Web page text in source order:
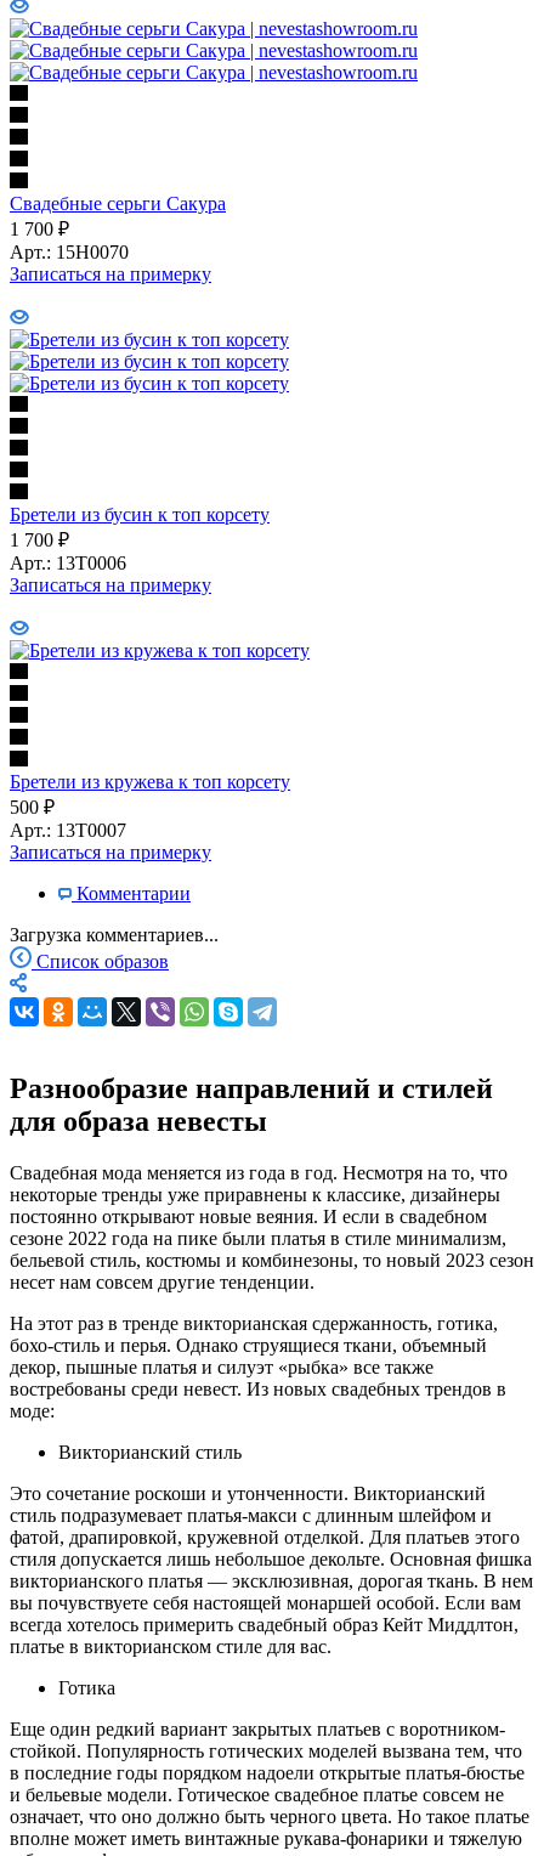
Свадебные серьги Сакура
1 700 ₽
Арт.: 15Н0070
Записаться на примерку
Бретели из бусин к топ корсету
1 700 ₽
Арт.: 13Т0006
Записаться на примерку
Бретели из кружева к топ корсету
500 ₽
Арт.: 13Т0007
Записаться на примерку
Комментарии
Загрузка комментариев...
Список образов
Разнообразие направлений и стилей
для образа невесты
Свадебная мода меняется из года в год. Несмотря на то, что
некоторые тренды уже приравнены к классике, дизайнеры
постоянно открывают новые веяния. И если в свадебном
сезоне 2022 года на пике были платья в стиле минимализм,
бельевой стиль, костюмы и комбинезоны, то новый 2023 сезон
несет нам совсем другие тенденции.
На этот раз в тренде викторианская сдержанность, готика,
бохо-стиль и перья. Однако струящиеся ткани, объемный
декор, пышные платья и силуэт «рыбка» все также
востребованы среди невест. Из новых свадебных трендов в
моде:
Викторианский стиль
Это сочетание роскоши и утонченности. Викторианский
стиль подразумевает платья-макси с длинным шлейфом и
фатой, драпировкой, кружевной отделкой. Для платьев этого
стиля допускается лишь небольшое декольте. Основная фишка
викторианского платья — эксклюзивная, дорогая ткань. В нем
вы почувствуете себя настоящей монаршей особой. Если вам
всегда хотелось примерить свадебный образ Кейт Миддлтон,
платье в викторианском стиле для вас.
Готика
Еще один редкий вариант закрытых платьев с воротником-
стойкой. Популярность готических моделей вызвана тем, что
в последние годы порядком надоели открытые платья-бюстье
и бельевые модели. Готическое свадебное платье совсем не
означает, что оно должно быть черного цвета. Но такое платье
вполне может иметь винтажные рукава-фонарики и тяжелую